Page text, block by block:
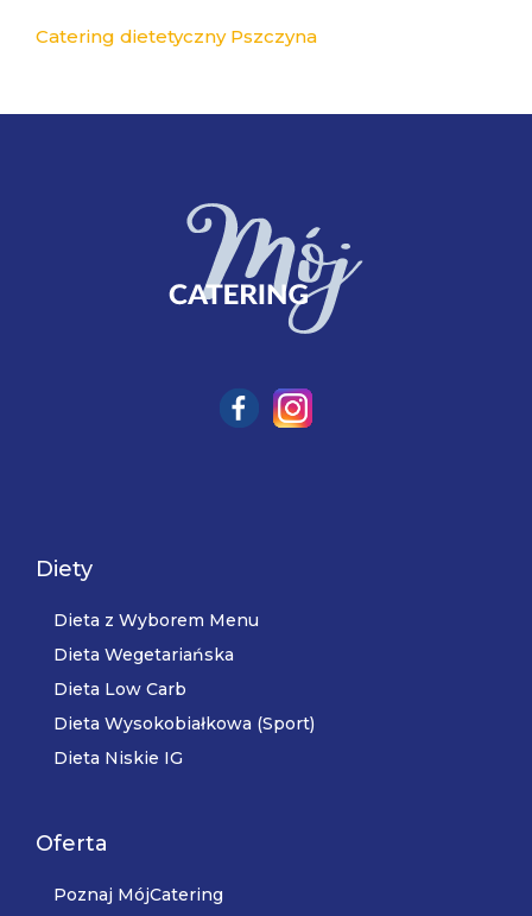
Catering dietetyczny Pszczyna
Diety
Dieta z Wyborem Menu
Dieta Wegetariańska
Dieta Low Carb
Dieta Wysokobiałkowa (Sport)
Dieta Niskie IG
Oferta
Poznaj MójCatering